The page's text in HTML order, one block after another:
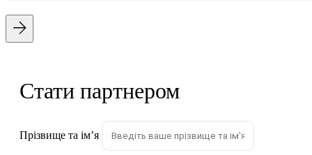
Стати партнером
Прізвище та імʼя